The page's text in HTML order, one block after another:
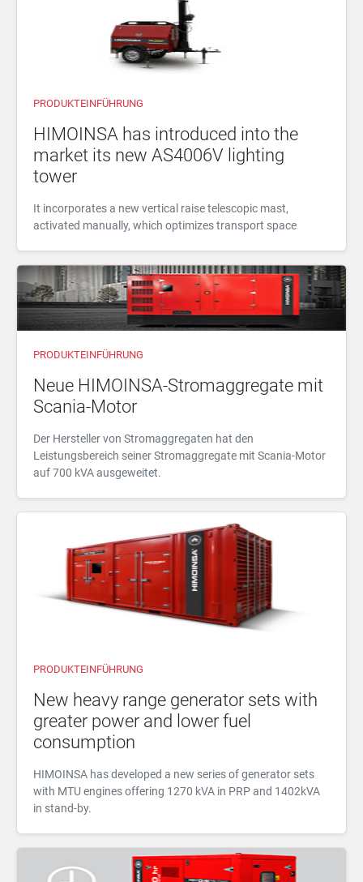
PRODUKTEINFÜHRUNG
HIMOINSA has introduced into the
market its new AS4006V lighting
tower
It incorporates a new vertical raise telescopic mast,
activated manually, which optimizes transport space
PRODUKTEINFÜHRUNG
Neue HIMOINSA-Stromaggregate mit
Scania-Motor
Der Hersteller von Stromaggregaten hat den
Leistungsbereich seiner Stromaggregate mit Scania-Motor
auf 700 kVA ausgeweitet.
PRODUKTEINFÜHRUNG
New heavy range generator sets with
greater power and lower fuel
consumption
HIMOINSA has developed a new series of generator sets
with MTU engines offering 1270 kVA in PRP and 1402kVA
in stand-by.